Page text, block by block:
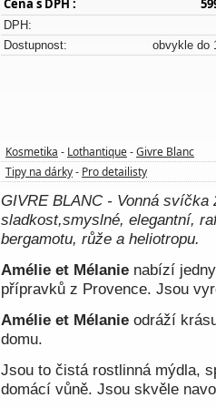
Cena s DPH :
DPH:
Dostupnost:
obvykle do
Kosmetika - Lothantique - Givre Blanc
Tipy na dárky - Pro detailisty
GIVRE BLANC - Vonná
sladkost,smyslné, elegantní,
bergamotu, růže a heliotropu.
Amélie et Mélanie nabízí
přípravků z Provence. Jsou
Amélie et Mélanie odráží
domu.
Jsou to čistá rostlinná mýdla,
domácí vůně. Jsou skvěle